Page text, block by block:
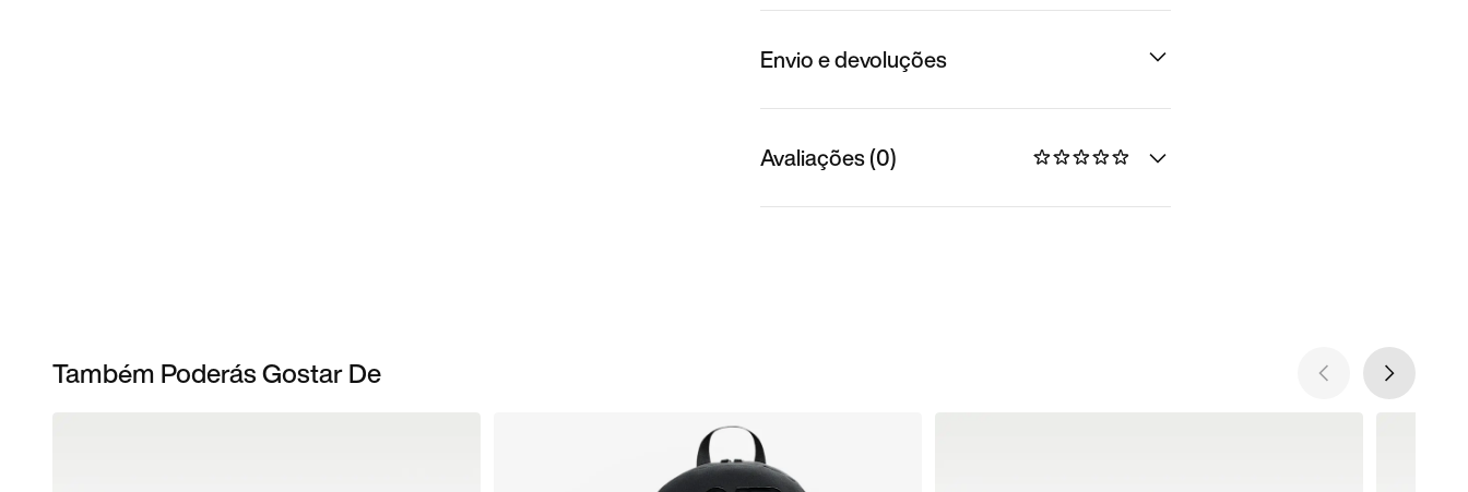
Envio e devoluções
Avaliações (0)
Também Poderás Gostar De